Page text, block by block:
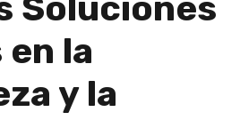
Soluciones
en la
y la